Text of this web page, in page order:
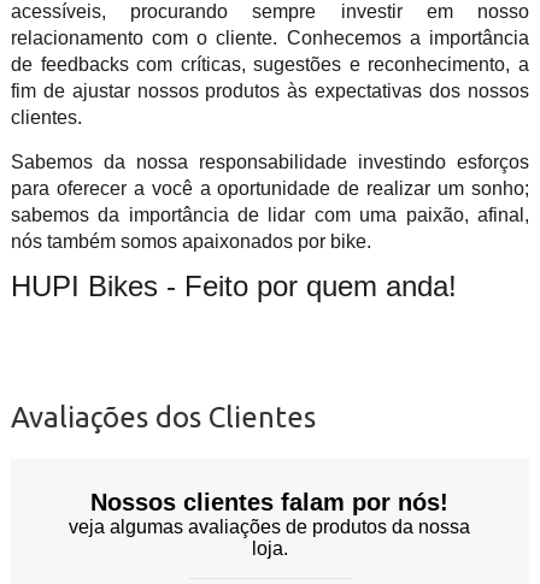
acessíveis, procurando sempre investir em nosso
relacionamento com o cliente. Conhecemos a importância
de feedbacks com críticas, sugestões e reconhecimento, a
fim de ajustar nossos produtos às expectativas dos nossos
clientes.
Sabemos da nossa responsabilidade investindo esforços
para oferecer a você a oportunidade de realizar um sonho;
sabemos da importância de lidar com uma paixão, afinal,
nós também somos apaixonados por bike.
HUPI Bikes - Feito por quem anda!
Avaliações dos Clientes
Nossos clientes falam por nós!
veja algumas avaliações de produtos da nossa
loja.